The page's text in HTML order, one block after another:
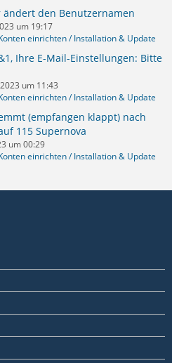
ändert den Benutzernamen
um 19:17
einrichten / Installation & Update
Ihre E-Mail-Einstellungen: Bitte
um 11:43
einrichten / Installation & Update
(empfangen klappt) nach
115 Supernova
um 00:29
einrichten / Installation & Update